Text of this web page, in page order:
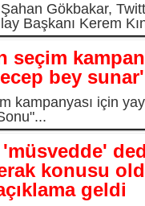
Gökbakar,
Başkanı Kerem
seçim
bey sunar'
kampanyası için
'müsvedde'
konusu
geldi